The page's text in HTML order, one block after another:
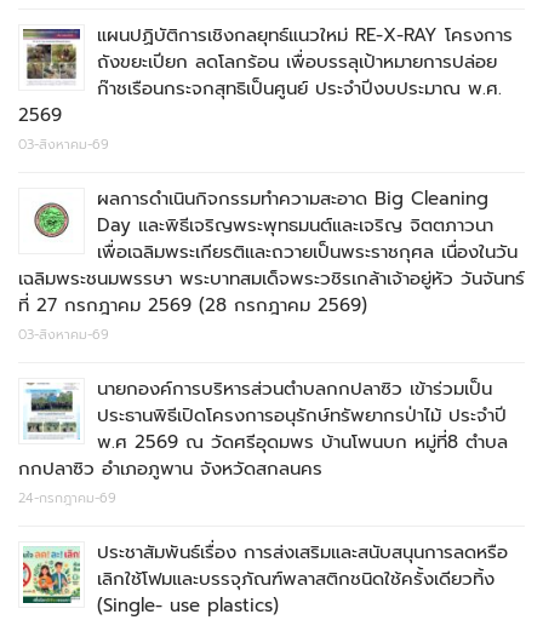
แผนปฏิบัติการเชิงกลยุทธ์แนวใหม่ RE-X-RAY โครงการ
ถังขยะเปียก ลดโลกร้อน เพื่อบรรลุเป้าหมายการปล่อย
ก๊าชเรือนกระจกสุทธิเป็นศูนย์ ประจำปีงบประมาณ พ.ศ.
2569
03-สิงหาคม-69
ผลการดำเนินกิจกรรมทำความสะอาด Big Cleaning
Day และพิธีเจริญพระพุทธมนต์และเจริญ จิตตภาวนา
เพื่อเฉลิมพระเกียรติและถวายเป็นพระราชกุศล เนื่องในวัน
เฉลิมพระชนมพรรษา พระบาทสมเด็จพระวชิรเกล้าเจ้าอยู่หัว วันจันทร์
ที่ 27 กรกฎาคม 2569 (28 กรกฎาคม 2569)
03-สิงหาคม-69
นายกองค์การบริหารส่วนตำบลกกปลาซิว เข้าร่วมเป็น
ประธานพิธีเปิดโครงการอนุรักษ์ทรัพยากรป่าไม้ ประจำปี
พ.ศ 2569 ณ วัดศรีอุดมพร บ้านโพนบก หมู่ที่8 ตำบล
กกปลาซิว อำเภอภูพาน จังหวัดสกลนคร
24-กรกฎาคม-69
ประชาสัมพันธ์เรื่อง การส่งเสริมและสนับสนุนการลดหรือ
เลิกใช้โฟมและบรรจุภัณฑ์พลาสติกชนิดใช้ครั้งเดียวทิ้ง
(Single- use plastics)